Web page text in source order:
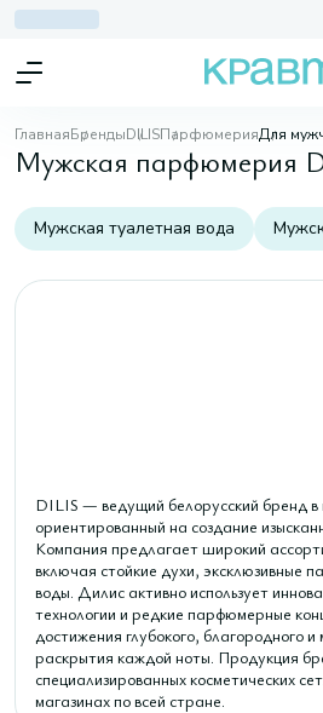
ГлавнаяБрендыDILISПарфюмерияДля
Мужская парфюмерия
Мужская туалетная вода
DILIS — ведущий белорусский бренд
ориентированный на создание
Компания предлагает широкий
включая стойкие духи, эксклюзивные
воды. Дилис активно использует
технологии и редкие парфюмерные
достижения глубокого, благородного и
раскрытия каждой ноты. Продукция
специализированных косметических
магазинах по всей стране.